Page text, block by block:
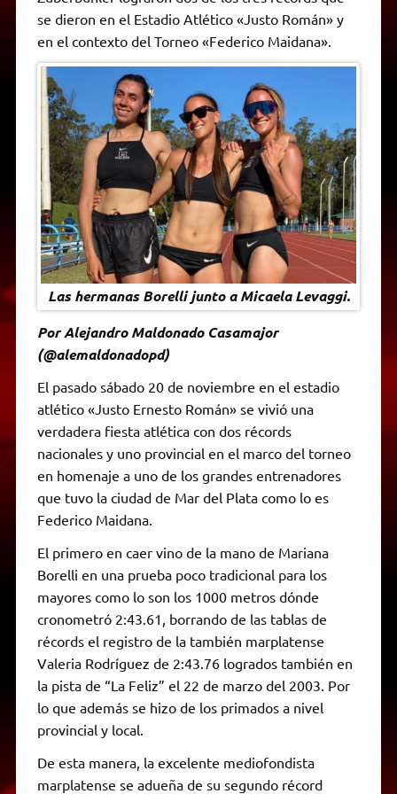
A
p
p
a
m
r
o
k
n
g
e
n
k
F
r
i
n
l
y
se dieron en el Estadio Atlético «Justo Román» y
en el contexto del Torneo «Federico Maidana».
Las hermanas Borelli junto a Micaela Levaggi.
Por Alejandro Maldonado Casamajor
(@alemaldonadopd)
El pasado sábado 20 de noviembre en el estadio
atlético «Justo Ernesto Román» se vivió una
verdadera fiesta atlética con dos récords
nacionales y uno provincial en el marco del torneo
en homenaje a uno de los grandes entrenadores
que tuvo la ciudad de Mar del Plata como lo es
Federico Maidana.
El primero en caer vino de la mano de Mariana
Borelli en una prueba poco tradicional para los
mayores como lo son los 1000 metros dónde
cronometró 2:43.61, borrando de las tablas de
récords el registro de la también marplatense
Valeria Rodríguez de 2:43.76 logrados también en
la pista de “La Feliz” el 22 de marzo del 2003. Por
lo que además se hizo de los primados a nivel
provincial y local.
De esta manera, la excelente mediofondista
marplatense se adueña de su segundo récord